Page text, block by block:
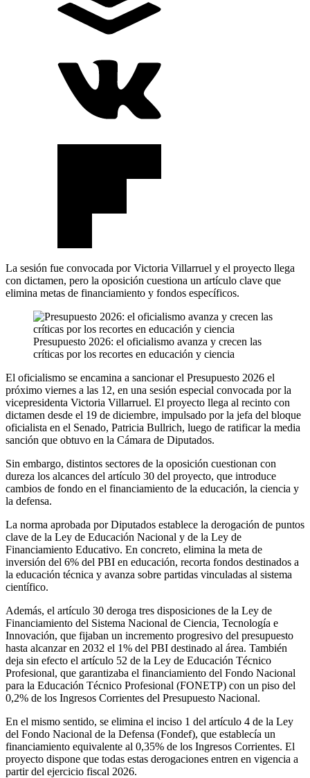
La sesión fue convocada por Victoria Villarruel y el proyecto llega
con dictamen, pero la oposición cuestiona un artículo clave que
elimina metas de financiamiento y fondos específicos.
Presupuesto 2026: el oficialismo avanza y crecen las
críticas por los recortes en educación y ciencia
El oficialismo se encamina a sancionar el Presupuesto 2026 el
próximo viernes a las 12, en una sesión especial convocada por la
vicepresidenta Victoria Villarruel. El proyecto llega al recinto con
dictamen desde el 19 de diciembre, impulsado por la jefa del bloque
oficialista en el Senado, Patricia Bullrich, luego de ratificar la media
sanción que obtuvo en la Cámara de Diputados.
Sin embargo, distintos sectores de la oposición cuestionan con
dureza los alcances del artículo 30 del proyecto, que introduce
cambios de fondo en el financiamiento de la educación, la ciencia y
la defensa.
La norma aprobada por Diputados establece la derogación de puntos
clave de la Ley de Educación Nacional y de la Ley de
Financiamiento Educativo. En concreto, elimina la meta de
inversión del 6% del PBI en educación, recorta fondos destinados a
la educación técnica y avanza sobre partidas vinculadas al sistema
científico.
Además, el artículo 30 deroga tres disposiciones de la Ley de
Financiamiento del Sistema Nacional de Ciencia, Tecnología e
Innovación, que fijaban un incremento progresivo del presupuesto
hasta alcanzar en 2032 el 1% del PBI destinado al área. También
deja sin efecto el artículo 52 de la Ley de Educación Técnico
Profesional, que garantizaba el financiamiento del Fondo Nacional
para la Educación Técnico Profesional (FONETP) con un piso del
0,2% de los Ingresos Corrientes del Presupuesto Nacional.
En el mismo sentido, se elimina el inciso 1 del artículo 4 de la Ley
del Fondo Nacional de la Defensa (Fondef), que establecía un
financiamiento equivalente al 0,35% de los Ingresos Corrientes. El
proyecto dispone que todas estas derogaciones entren en vigencia a
partir del ejercicio fiscal 2026.